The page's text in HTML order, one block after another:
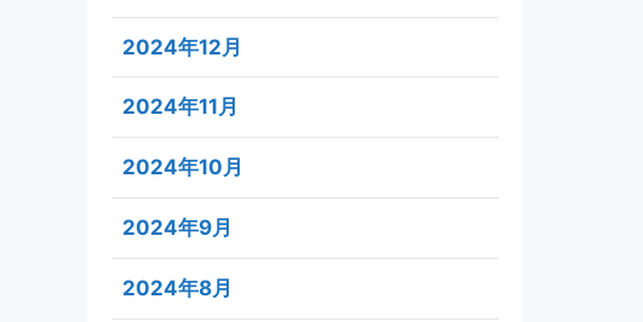
2024年12月
2024年11月
2024年10月
2024年9月
2024年8月